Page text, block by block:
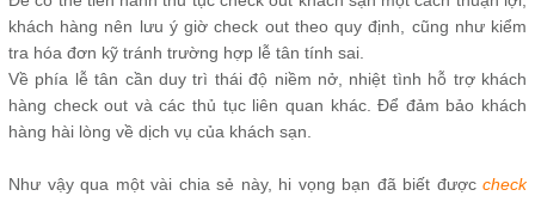
khách hàng nên lưu ý giờ check out theo quy định, cũng như kiểm
tra hóa đơn kỹ tránh trường hợp lễ tân tính sai.
Về phía lễ tân cần duy trì thái độ niềm nở, nhiệt tình hỗ trợ khách
hàng check out và các thủ tục liên quan khác. Để đảm bảo khách
hàng hài lòng về dịch vụ của khách sạn.
Như vậy qua một vài chia sẻ này, hi vọng bạn đã biết đượccheck